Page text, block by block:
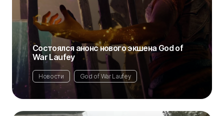
Состоялся анонс нового экшена God of
War Laufey
Новости God of War Laufey